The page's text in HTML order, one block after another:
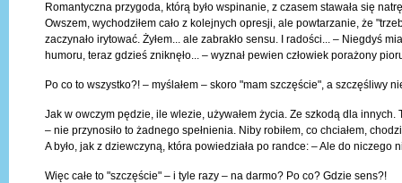
Romantyczna przygoda, którą było wspinanie, z czasem stawała się
Owszem, wychodziłem cało z kolejnych opresji, ale powtarzanie, że
zaczynało irytować. Żyłem... ale zabrakło sensu. I radości... – Niegdyś
humoru, teraz gdzieś zniknęło... – wyznał pewien człowiek porażony
Po co to wszystko?! – myślałem – skoro "mam szczęście", a szczęśliwy
Jak w owczym pędzie, ile wlezie, używałem życia. Ze szkodą dla innych.
– nie przynosiło to żadnego spełnienia. Niby robiłem, co chciałem,
A było, jak z dziewczyną, która powiedziała po randce: – Ale do niczego
Więc całe to "szczęście" – i tyle razy – na darmo? Po co? Gdzie sens?!